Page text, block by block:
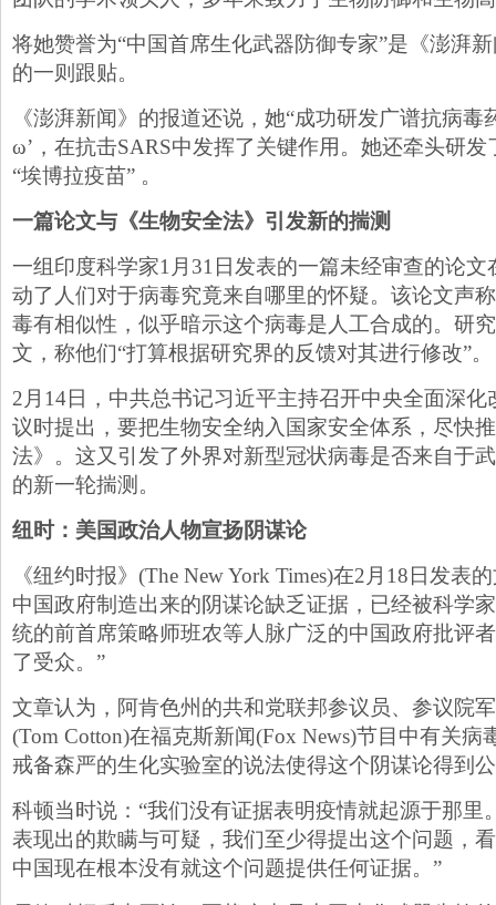
将她赞誉为“中国首席生化武器防御专家”是《澎湃
的一则跟贴。
《澎湃新闻》的报道还说，她“成功研发广谱抗病毒
ω’，在抗击SARS中发挥了关键作用。她还牵头研发
“埃博拉疫苗” 。
一篇论文与《生物安全法》引发新的揣测
一组印度科学家1月31日发表的一篇未经审查的论
动了人们对于病毒究竟来自哪里的怀疑。该论文声
毒有相似性，似乎暗示这个病毒是人工合成的。研
文，称他们“打算根据研究界的反馈对其进行修改”。
2月14日，中共总书记习近平主持召开中央全面深
议时提出，要把生物安全纳入国家安全体系，尽快
法》。这又引发了外界对新型冠状病毒是否来自于
的新一轮揣测。
纽时：美国政治人物宣扬阴谋论
《纽约时报》(The New York Times)在2月18日发表
中国政府制造出来的阴谋论缺乏证据，已经被科学
统的前首席策略师班农等人脉广泛的中国政府批评
了受众。”
文章认为，阿肯色州的共和党联邦参议员、参议院
(Tom Cotton)在福克斯新闻(Fox News)节目中有关病
戒备森严的生化实验室的说法使得这个阴谋论得到
科顿当时说：“我们没有证据表明疫情就起源于那里
表现出的欺瞒与可疑，我们至少得提出这个问题，
中国现在根本没有就这个问题提供任何证据。”